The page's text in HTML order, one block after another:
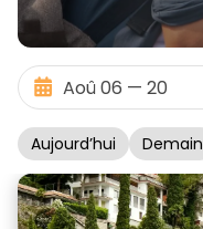
Aujourd’hui Demain